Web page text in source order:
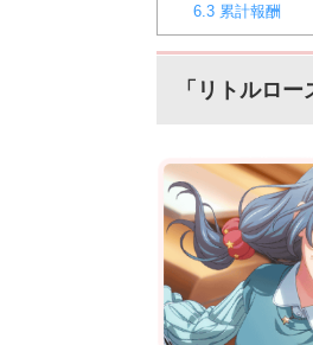
6.3累計報酬
「リトルロ